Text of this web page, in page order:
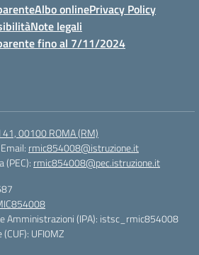
Albo onlinePrivacy Policy
Note legali
fino al 7/11/2024
41, 00100 ROMA (RM)
Email: rmic854008@istruzione.it
(PEC): rmic854008@pec.istruzione.it
Amministrazioni (IPA): istsc_rmic854008
UFI0MZ